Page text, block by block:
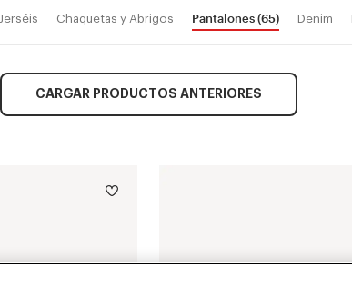
Jerséis Chaquetas y Abrigos Pantalones(65) Denim
CARGAR PRODUCTOS ANTERIORES